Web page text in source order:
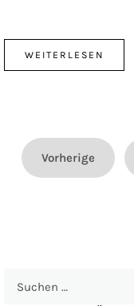
WEITERLESEN
Vorherige